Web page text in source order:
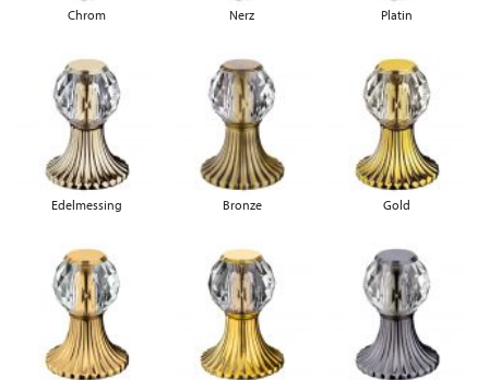
Chrom Nerz Platin
Edelmessing Bronze Gold